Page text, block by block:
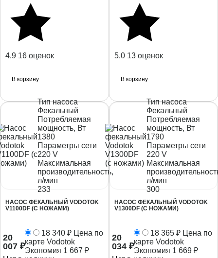
4,9 16 оценок
В корзину
5,0 13 оценок
В корзину
Тип насоса
Фекальный
Потребляемая
мощность, Вт
1380
Параметры сети
220 V
Максимальная
производительность,
л/мин
233
НАСОС ФЕКАЛЬНЫЙ VODOTOK
V1100DF (С НОЖАМИ)
20
007 ₽
18 340 ₽ Цена по
карте Vodotok
Экономия 1 667 ₽
Тип насоса
Фекальный
Потребляемая
мощность, Вт
1790
Параметры сети
220 V
Максимальная
л/мин
300
НАСОС ФЕКАЛЬНЫЙ VODOTOK
V1300DF (С НОЖАМИ)
20
034 ₽
18 365 ₽ Цена по
карте Vodotok
Экономия 1 669 ₽